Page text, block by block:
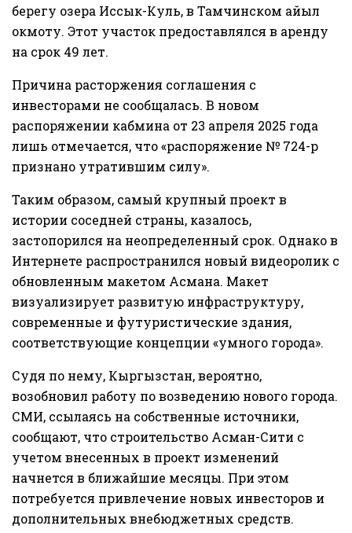
берегу озера Иссык-Куль, в Тамчинском айыл
окмоту. Этот участок предоставлялся в аренду
на срок 49 лет.
Причина расторжения соглашения с
инвесторами не сообщалась. В новом
распоряжении кабмина от 23 апреля 2025 года
лишь отмечается, что «распоряжение № 724-р
признано утратившим силу».
Таким образом, самый крупный проект в
истории соседней страны, казалось,
застопорился на неопределенный срок. Однако в
Интернете распространился новый видеоролик с
обновленным макетом Асмана. Макет
визуализирует развитую инфраструктуру,
современные и футуристические здания,
соответствующие концепции «умного города».
Судя по нему, Кыргызстан, вероятно,
возобновил работу по возведению нового города.
СМИ, ссылаясь на собственные источники,
сообщают, что строительство Асман-Сити с
учетом внесенных в проект изменений
начнется в ближайшие месяцы. При этом
потребуется привлечение новых инвесторов и
дополнительных внебюджетных средств.